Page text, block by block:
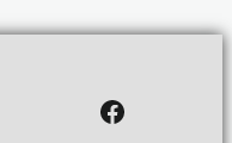
Facebook